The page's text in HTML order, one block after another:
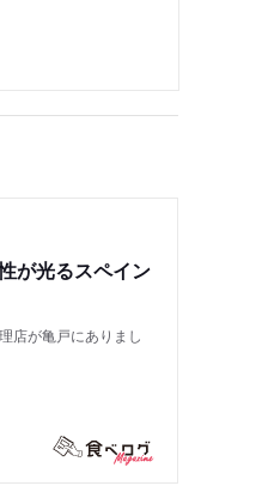
が光るスペイン
店が亀戸にありまし